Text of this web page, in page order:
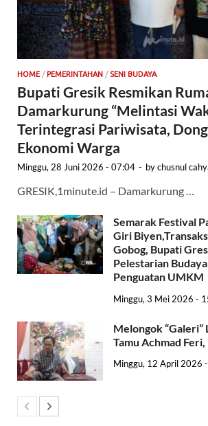
HOME / PEMERINTAHAN / SENI BUDAYA
Bupati Gresik Resmikan
Damarkurung “Melintasi
Terintegrasi Pariwisata,
Ekonomi Warga
Minggu, 28 Juni 2026 - 07:04 - bychusnul
GRESIK,1minute.id – Damarkurung …
Semarak Festival
Giri
Gobog, Bupati
Pelestarian
Penguatan UMKM
Minggu, 3 Mei 2026 -
Melongok “Galeri”
Tamu Achmad
Minggu, 12 April 2026